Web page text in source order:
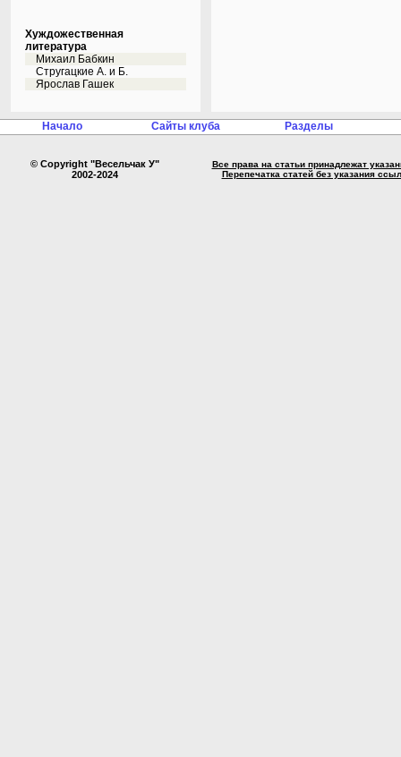
Хуждожественная
литература
Михаил Бабкин
Стругацкие А. и Б.
Ярослав Гашек
Начало Сайты клуба Разделы
© Copyright "Весельчак У"
2002-2024
Все права на статьи принадлежат
Перепечатка статей без указания